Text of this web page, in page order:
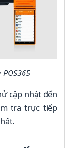
cập nhật đến
tra trực tiếp